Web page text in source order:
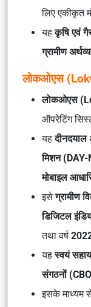
लिए एकीकृत
यहकृषि एवं
ग्रामीण
लोकओएस
लोकओएस
ऑपरेटिंग
यहदीनदयाल
मिशन
मोबाइल
इसेग्रामीण
डिजिटल
तथा वर्ष
यहस्वयं
संगठनों
इसके माध्यम